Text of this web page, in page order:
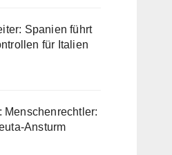
Spanien führt
für Italien
Menschenrechtler:
Ansturm